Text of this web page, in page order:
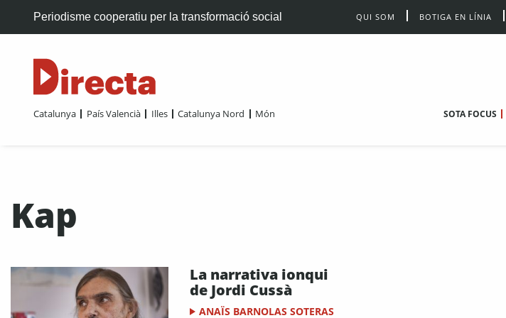
Periodisme cooperatiu per la transformació social QUI SOM BOTIGA EN LÍNIA
Catalunya País Valencià Illes Catalunya Nord Món SOTA FOCUS
Kap
La narrativa ionqui
de Jordi Cussà
ANAÏS BARNOLAS SOTERAS